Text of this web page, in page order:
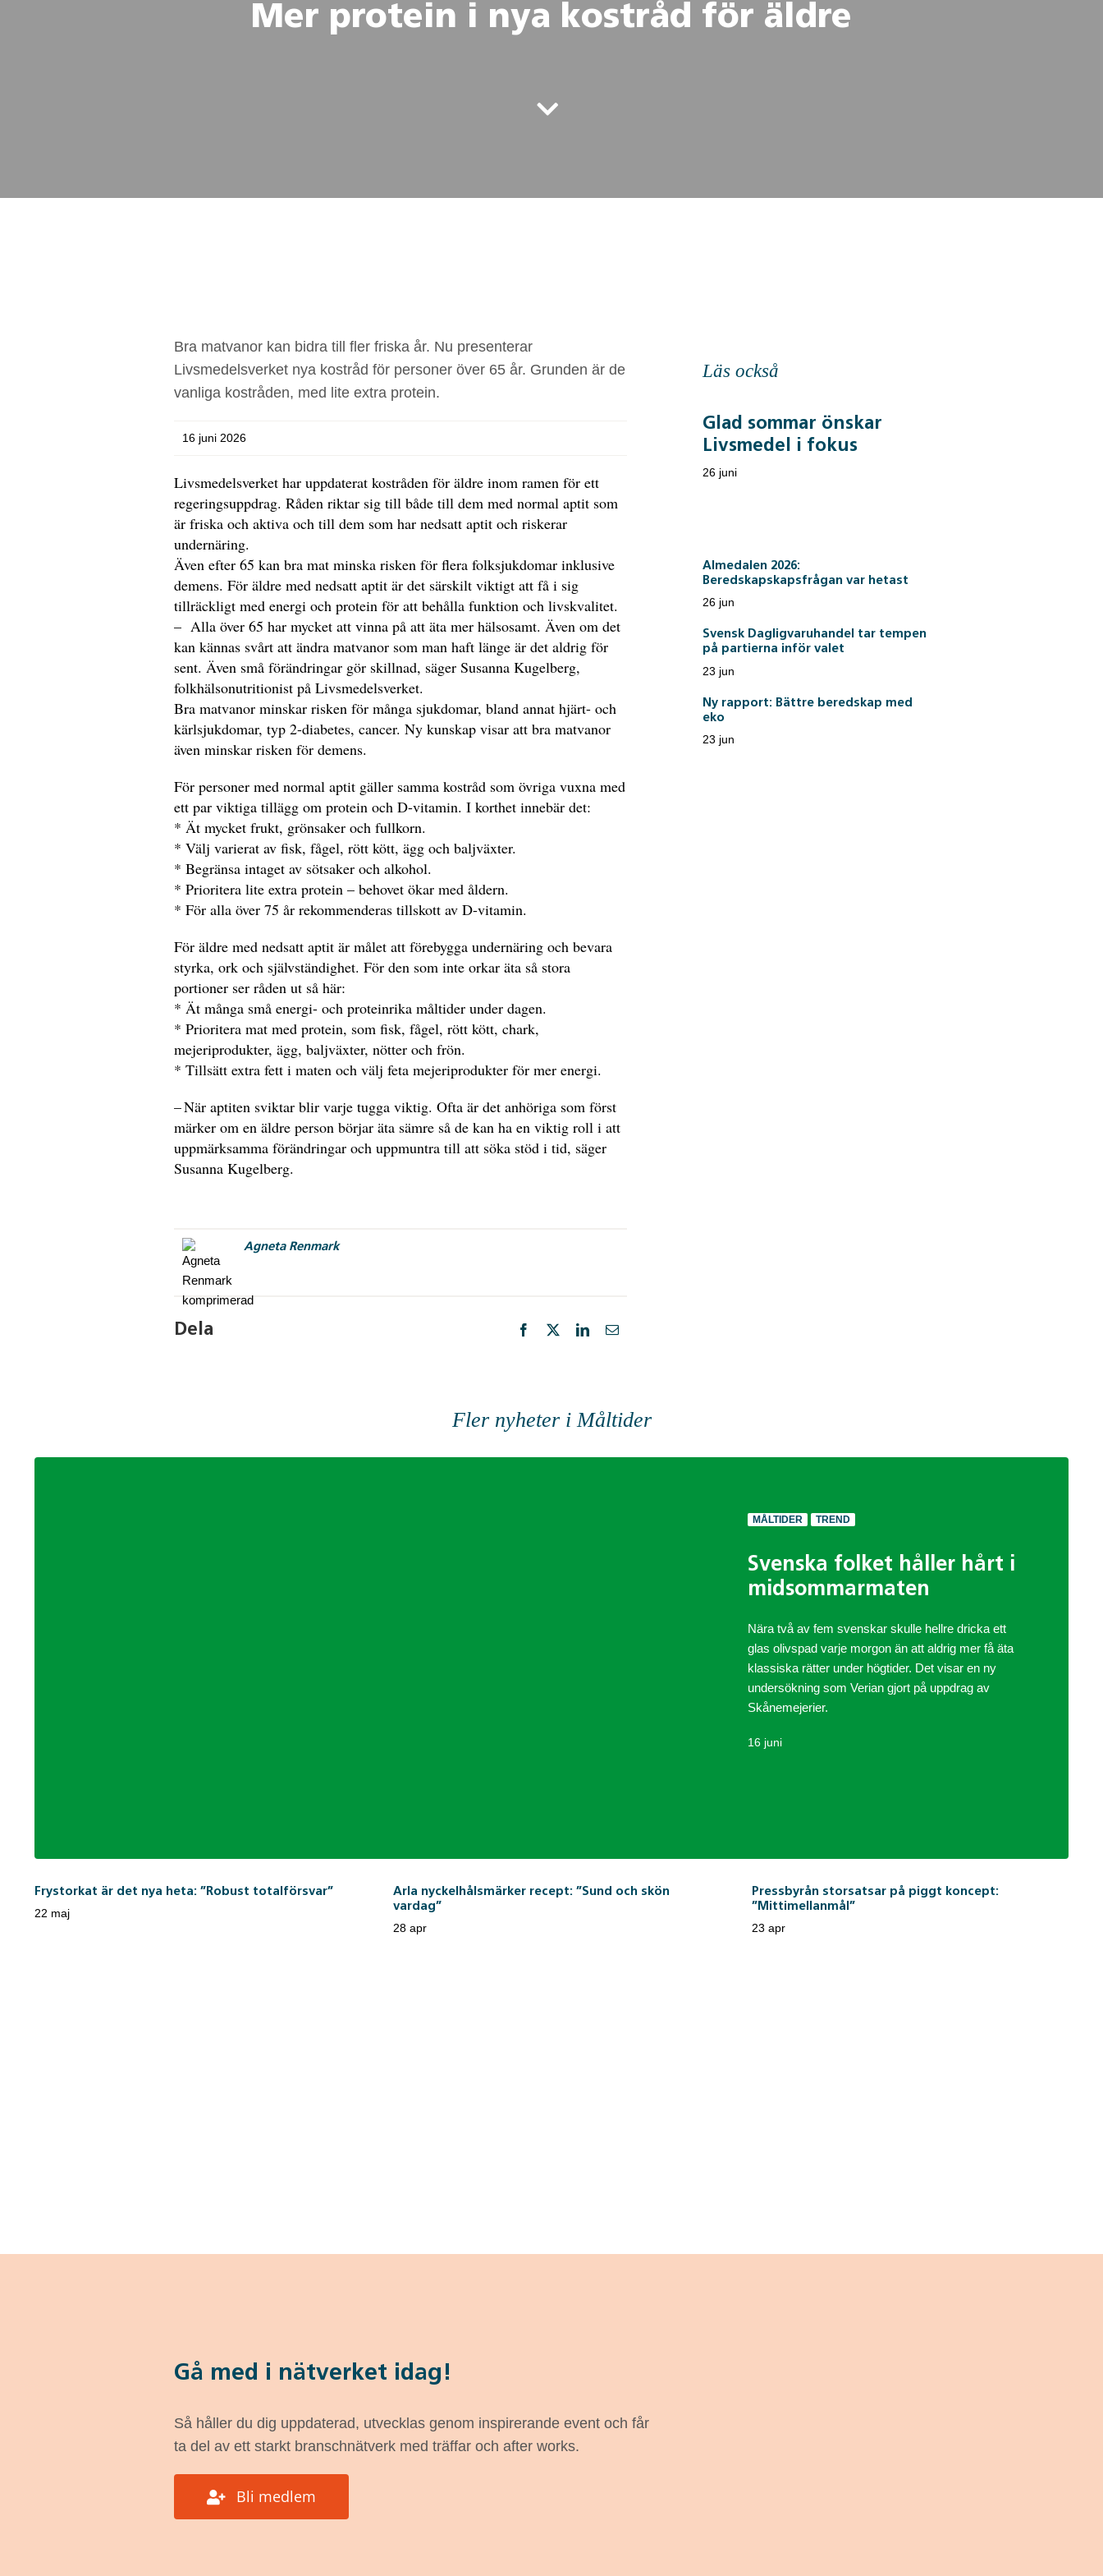
Mer protein i nya kostråd för äldre
Bra matvanor kan bidra till fler friska år. Nu presenterar
Livsmedelsverket nya kostråd för personer över 65 år. Grunden är de
vanliga kostråden, med lite extra protein.
16 juni 2026
Livsmedelsverket har uppdaterat kostråden för äldre inom ramen för ett
regeringsuppdrag. Råden riktar sig till både till dem med normal aptit som
är friska och aktiva och till dem som har nedsatt aptit och riskerar
undernäring.
Även efter 65 kan bra mat minska risken för flera folksjukdomar inklusive
demens. För äldre med nedsatt aptit är det särskilt viktigt att få i sig
tillräckligt med energi och protein för att behålla funktion och livskvalitet.
– Alla över 65 har mycket att vinna på att äta mer hälsosamt. Även om det
kan kännas svårt att ändra matvanor som man haft länge är det aldrig för
sent. Även små förändringar gör skillnad, säger Susanna Kugelberg,
folkhälsonutritionist på Livsmedelsverket.
Bra matvanor minskar risken för många sjukdomar, bland annat hjärt- och
kärlsjukdomar, typ 2-diabetes, cancer. Ny kunskap visar att bra matvanor
även minskar risken för demens.
För personer med normal aptit gäller samma kostråd som övriga vuxna med
ett par viktiga tillägg om protein och D-vitamin. I korthet innebär det:
* Ät mycket frukt, grönsaker och fullkorn.
* Välj varierat av fisk, fågel, rött kött, ägg och baljväxter.
* Begränsa intaget av sötsaker och alkohol.
* Prioritera lite extra protein – behovet ökar med åldern.
* För alla över 75 år rekommenderas tillskott av D-vitamin.
För äldre med nedsatt aptit är målet att förebygga undernäring och bevara
styrka, ork och självständighet. För den som inte orkar äta så stora
portioner ser råden ut så här:
* Ät många små energi- och proteinrika måltider under dagen.
* Prioritera mat med protein, som fisk, fågel, rött kött, chark,
mejeriprodukter, ägg, baljväxter, nötter och frön.
* Tillsätt extra fett i maten och välj feta mejeriprodukter för mer energi.
– När aptiten sviktar blir varje tugga viktig. Ofta är det anhöriga som först
märker om en äldre person börjar äta sämre så de kan ha en viktig roll i att
uppmärksamma förändringar och uppmuntra till att söka stöd i tid, säger
Susanna Kugelberg.
Agneta Renmark
Dela
Läs också
Glad sommar önskar
Livsmedel i fokus
26 juni
Almedalen 2026:
Beredskapskapsfrågan var hetast
26 jun
Svensk Dagligvaruhandel tar tempen
på partierna inför valet
23 jun
Ny rapport: Bättre beredskap med
eko
23 jun
Fler nyheter i Måltider
MÅLTIDER TREND
Svenska folket håller hårt i
midsommarmaten
Nära två av fem svenskar skulle hellre dricka ett
glas olivspad varje morgon än att aldrig mer få äta
klassiska rätter under högtider. Det visar en ny
undersökning som Verian gjort på uppdrag av
Skånemejerier.
16 juni
Frystorkat är det nya heta: ”Robust totalförsvar”
22 maj
Arla nyckelhålsmärker recept: ”Sund och skön
vardag”
28 apr
Pressbyrån storsatsar på piggt koncept:
”Mittimellanmål”
23 apr
Gå med i nätverket idag!
Så håller du dig uppdaterad, utvecklas genom inspirerande event och får
ta del av ett starkt branschnätverk med träffar och after works.
Bli medlem